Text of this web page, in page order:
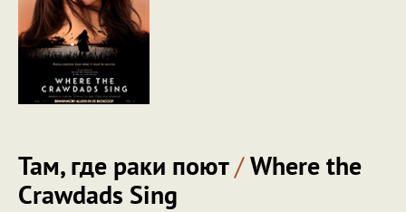
Там, где раки поют/Where the
Crawdads Sing